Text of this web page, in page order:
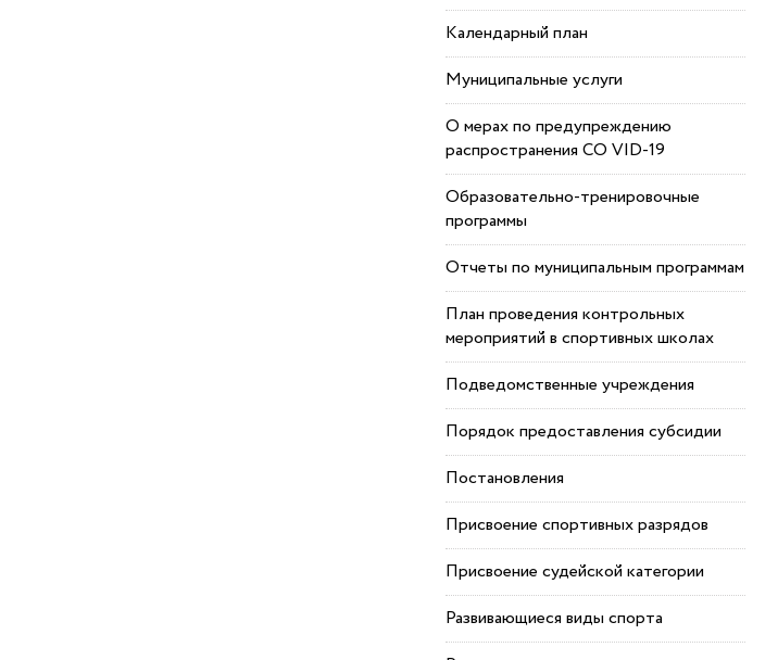
Календарный план
Муниципальные услуги
О мерах по предупреждению
распространения СО VID-19
Образовательно-тренировочные
программы
Отчеты по муниципальным программам
План проведения контрольных
мероприятий в спортивных школах
Подведомственные учреждения
Порядок предоставления субсидии
Постановления
Присвоение спортивных разрядов
Присвоение судейской категории
Развивающиеся виды спорта